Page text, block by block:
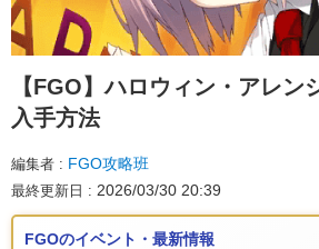
【FGO】ハロウィン・アレン
入手方法
編集者 FGO攻略班
最終更新日 2026/03/30 20:39
FGOのイベント・最新情報